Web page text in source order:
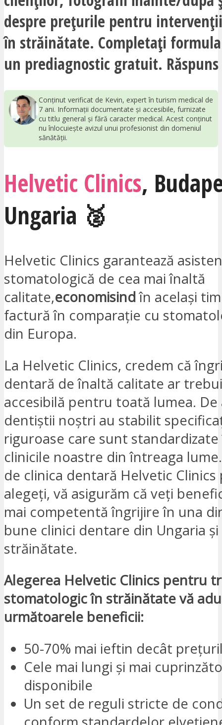
despre prețurile pentru
în străinătate. Completați
un prediagnostic gratuit.
Conținut verificat de Kevin, expert în turism medical de
7 ani. Informații documentate și accesibile, furnizate
cu titlu general și fără caracter medical. Acest conținut
nu înlocuiește avizul unui profesionist din domeniul
sănătății.
Helvetic Clinics,
Ungaria 🥈
Helvetic Clinics garantează
stomatologică de cea mai înaltă
calitate,economisindîn același
factură în comparație cu
din Europa.
La Helvetic Clinics, credem că
dentară de înaltă calitate ar
accesibilă pentru toată lumea. De
dentiștii noștri au stabilit
riguroase care sunt
clinicile noastre din întreaga
de clinica dentară Helvetic Clinics
alegeți, vă asigurăm că veți
mai competentă îngrijire în una
bune clinici dentare din Ungaria
străinătate.
Alegerea Helvetic Clinics pentru
stomatologic în străinătate vă
următoarele beneficii:
50-70% mai ieftin decât
Cele mai lungi și mai
disponibile
Un set de reguli stricte de